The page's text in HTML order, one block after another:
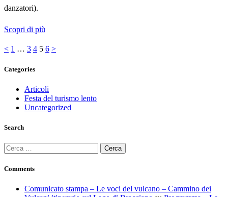
danzatori).
Scopri di più
Paginazione
degli
< Pagina
1 … Pagina
3 Pagina
4 Pagina
5 Pagina
6 >
Categories
Articoli
Festa del turismo lento
Uncategorized
Search
Ricerca
per:
Comments
Comunicato stampa – Le voci del vulcano – Cammino dei